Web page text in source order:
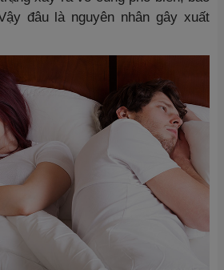
đâu là nguyên nhân gây xuất